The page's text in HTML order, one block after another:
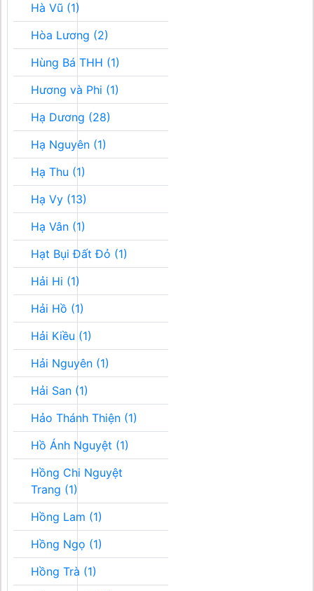
Hà Vũ (1)
Hòa Lương (2)
Hùng Bá THH (1)
Hương và Phi (1)
Hạ Dương (28)
Hạ Nguyên (1)
Hạ Thu (1)
Hạ Vy (13)
Hạ Vân (1)
Hạt Bụi Đất Đỏ (1)
Hải Hi (1)
Hải Hồ (1)
Hải Kiều (1)
Hải Nguyên (1)
Hải San (1)
Hảo Thánh Thiện (1)
Hồ Ánh Nguyệt (1)
Hồng Chi Nguyệt
Trang (1)
Hồng Lam (1)
Hồng Ngọ (1)
Hồng Trà (1)